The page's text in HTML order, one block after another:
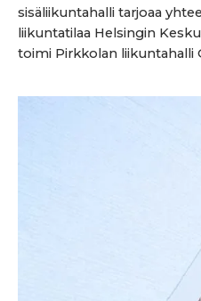
sisäliikuntahalli tarjoaa
liikuntatilaa Helsingin
toimi Pirkkolan liikuntahalli